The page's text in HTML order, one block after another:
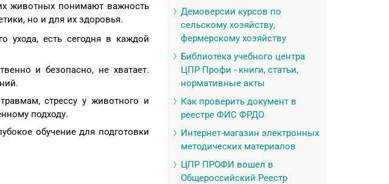
животных понимают важность
но и для их здоровья.
ухода, есть сегодня в каждой
и безопасно, не хватает.
стрессу у животного и
подходу.
обучение для подготовки
Демоверсии курсов по
сельскому хозяйству,
фермерскому хозяйству
Библиотека учебного центра
ЦПР Профи - книги, статьи,
нормативные акты
Как проверить документ в
реестре ФИС ФРДО
Интернет-магазин электронных
методических материалов
ЦПР ПРОФИ вошел в
Общероссийский Реестр